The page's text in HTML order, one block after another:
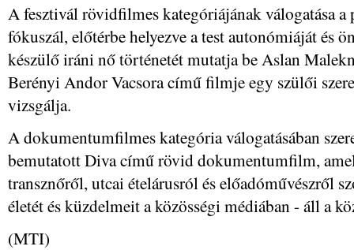
A fesztivál rövidfilmes kategóriájának válogatása a
fókuszál, előtérbe helyezve a test autonómiáját és
készülő iráni nő történetét mutatja be Aslan
Berényi Andor Vacsora című filmje egy szülői
vizsgálja.
A dokumentumfilmes kategória válogatásában
bemutatott Diva című rövid dokumentumfilm,
transznőről, utcai ételárusról és előadóművészről
életét és küzdelmeit a közösségi médiában - áll a
(MTI)